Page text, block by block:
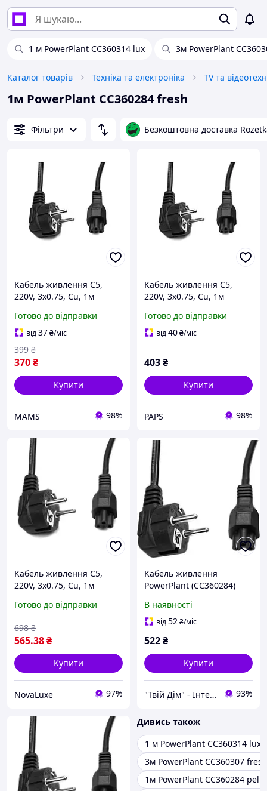
1 м PowerPlant CC360314 lux 3м PowerPlant
Каталог товарів Техніка та електроніка TV та
1м PowerPlant CC360284 fresh
Фільтри Безкоштовна доставка
Кабель живлення C5,
220V, 3x0.75, Cu, 1м
(w526676)
Готово до відправки
від37₴/міс
370₴
399 ₴
Купити
MAMS 98%
Кабель живлення C5,
220V, 3x0.75, Cu, 1м
Готово до відправки
від40₴/міс
403₴
Купити
PAPS 98%
Кабель живлення C5,
220V, 3x0.75, Cu, 1м
Готово до відправки
565.38₴
698 ₴
Купити
NovaLuxe 97%
Кабель живлення
PowerPlant (CC360284)
В наявності
від52₴/міс
522₴
Купити
"Твій Дім" - Інтернет-гіпермаркет 93%
Дивись також
1 м PowerPlant CC360314 lux
3м PowerPlant CC360307 fresh
1м PowerPlant CC360284